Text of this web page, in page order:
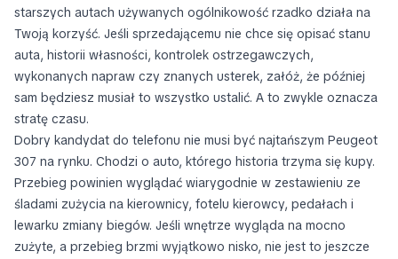
starszych autach używanych ogólnikowość rzadko działa na
Twoją korzyść. Jeśli sprzedającemu nie chce się opisać stanu
auta, historii własności, kontrolek ostrzegawczych,
wykonanych napraw czy znanych usterek, załóż, że później
sam będziesz musiał to wszystko ustalić. A to zwykle oznacza
stratę czasu.
Dobry kandydat do telefonu nie musi być najtańszym Peugeot
307 na rynku. Chodzi o auto, którego historia trzyma się kupy.
Przebieg powinien wyglądać wiarygodnie w zestawieniu ze
śladami zużycia na kierownicy, fotelu kierowcy, pedałach i
lewarku zmiany biegów. Jeśli wnętrze wygląda na mocno
zużyte, a przebieg brzmi wyjątkowo nisko, nie jest to jeszcze